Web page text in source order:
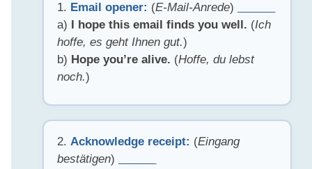
1. Email opener: (E-Mail-Anrede)
a)
I hope this email finds you well. (Ich
hoffe, es geht Ihnen gut.)
b) Hope you’re alive. (Hoffe, du lebst
noch.)
2.Acknowledge receipt: (Eingang
bestätigen)